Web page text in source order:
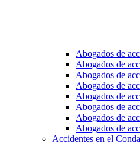
Abogados de
Abogados de
Abogados de
Abogados de
Abogados de
Abogados de
Abogados de
Abogados de
Accidentes en el